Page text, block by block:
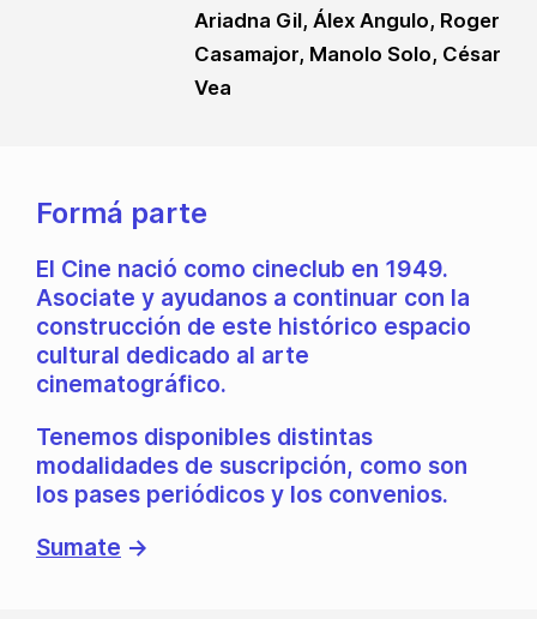
Ariadna Gil, Álex Angulo, Roger
Casamajor, Manolo Solo, César
Vea
Formá parte
El Cine nació como cineclub en 1949.
Asociate y ayudanos a continuar con la
construcción de este histórico espacio
cultural dedicado al arte
cinematográfico.
Tenemos disponibles distintas
modalidades de suscripción, como son
los pases periódicos y los convenios.
Sumate →